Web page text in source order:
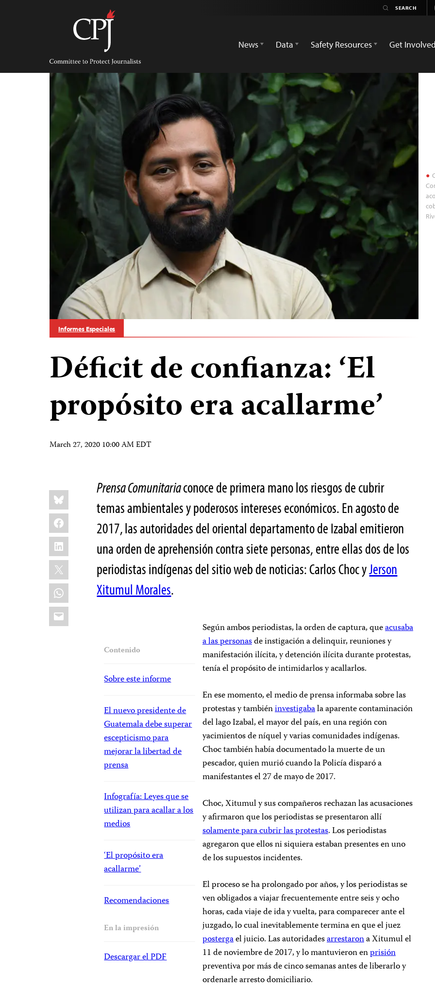
Committee
Protect
Journalists
News
Data Safety Resources Get Involved
Informes Especiales
Déficit de confianza: ‘El
propósito era acallarme’
March 27, 2020 10:00 AM EDT
Share
this:
Bluesky
Facebook
LinkedIn
X
WhatsApp
Email
Prensa Comunitariaconoce de primera mano los riesgos de cubrir
temas ambientales y poderosos intereses económicos. En agosto de
2017,las autoridades del oriental departamento de Izabal emitieron
una orden de aprehensión contra siete personas, entre ellas dos de los
periodistas indígenas del sitio web de noticias: Carlos Choc yJerson
Xitumul Morales.
Contenido
Sobre este informe
El nuevo presidente de
Guatemala debe superar
escepticismo para
mejorar la libertad de
prensa
Infografía: Leyes que se
utilizan para acallar a los
medios
‘El propósito era
acallarme’
Recomendaciones
En la impresión
Descargar el PDF
Según ambos periodistas, la orden de captura, queacusaba
a las personasde instigación a delinquir, reuniones y
manifestación ilícita, y detención ilícita durante protestas,
tenía el propósito de intimidarlos y acallarlos.
En ese momento, el medio de prensa informaba sobre las
protestas y tambiéninvestigabala aparente contaminación
del lago Izabal, el mayor del país, en una región con
yacimientos de níquel y varias comunidades indígenas.
Choc también había documentado la muerte de un
pescador, quien murió cuando la Policía disparó a
manifestantes el 27 de mayo de 2017.
Choc, Xitumul y sus compañeros rechazan las acusaciones
y afirmaron que los periodistas se presentaron allí
solamente para cubrir las protestas. Los periodistas
agregaron que ellos ni siquiera estaban presentes en uno
de los supuestos incidentes.
El proceso se ha prolongado por años, y los periodistas se
ven obligados a viajar frecuentemente entre seis y ocho
horas, cada viaje de ida y vuelta, para comparecer ante el
juzgado, lo cual inevitablemente termina en que el juez
postergael juicio. Las autoridadesarrestarona Xitumul el
11 de noviembre de 2017, y lo mantuvieron enprisión
preventiva por más de cinco semanas antes de liberarlo y
ordenarle arresto domiciliario.